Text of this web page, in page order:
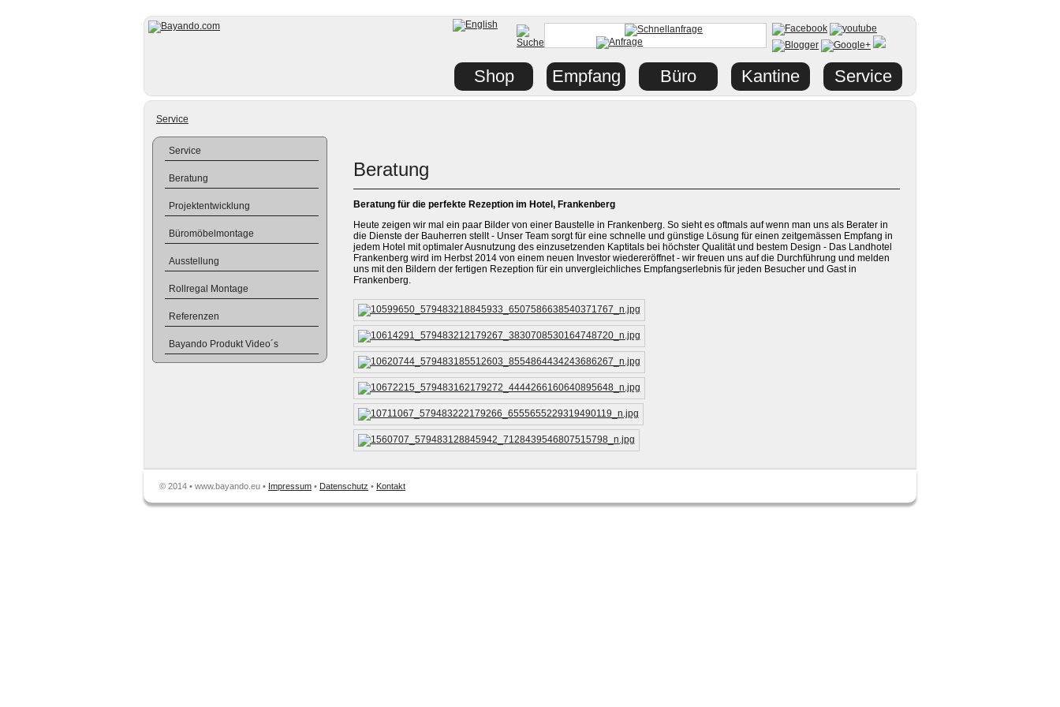
Service
Beratung
Beratung für die perfekte Rezeption im Hotel, Frankenberg
Heute zeigen wir mal ein paar Bilder von einer Baustelle in Frankenberg. So sieht es oftmals auf wenn man uns als Berater in
die Dienste der Bauherren stellt - Unser Team sorgt für eine schnelle und günstige Lösung für einen zeitgemässen Empfang in
jedem Hotel mit optimaler Ausnutzung des einzusetzenden Kaptitals bei höchster Qualität und bestem Design - Das Landhotel
Frankenberg wird im Herbst 2014 von einem neuen Investor wiedereröffnet - wir freuen uns auf die Durchführung und melden
uns mit den Bildern der fertigen Rezeption für ein unvergleichliches Empfangserlebnis für jeden Besucher und Gast in
Frankenberg.
Service
Beratung
Projektentwicklung
Büromöbelmontage
Ausstellung
Rollregal Montage
Referenzen
Bayando Produkt Video´s
Shop Empfang Büro Kantine Service
© 2014 • www.bayando.eu • Impressum • Datenschutz • Kontakt